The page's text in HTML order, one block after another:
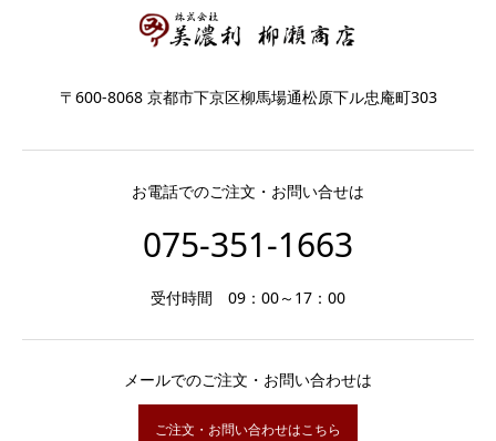
〒600-8068 京都市下京区柳馬場通松原下ル忠庵町303
お電話でのご注文・お問い合せは
075-351-1663
受付時間 09：00～17：00
メールでのご注文・お問い合わせは
ご注文・お問い合わせはこちら